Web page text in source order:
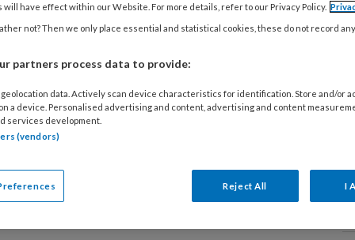
Inge: ‘Ik kom vaak
tegen met
trauma’s’
ig Inge merkt dat
gevoelens. Terwijl dat soms juist hard
was de dame weer dat kleine
will have effect within our Website. For more details, refer to our Privacy Policy.
not? Then we only place essential and statistical cookies, these do not record
partners process data to provide:
data. Actively scan device characteristics for identification. Store and/or
a device. Personalised advertising and content, advertising and content
services development.
(vendors)
Reject All I